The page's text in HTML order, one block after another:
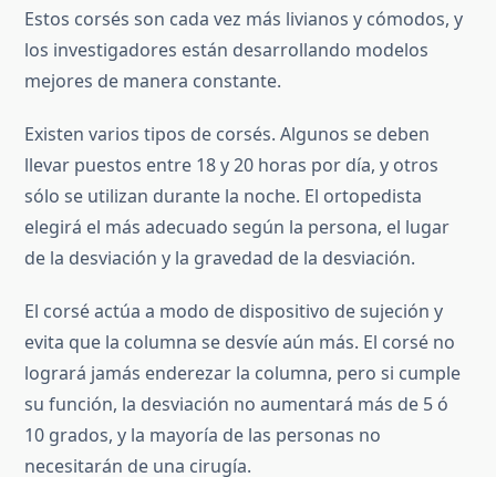
Estos corsés son cada vez más livianos y cómodos, y
los investigadores están desarrollando modelos
mejores de manera constante.
Existen varios tipos de corsés. Algunos se deben
llevar puestos entre 18 y 20 horas por día, y otros
sólo se utilizan durante la noche. El ortopedista
elegirá el más adecuado según la persona, el lugar
de la desviación y la gravedad de la desviación.
El corsé actúa a modo de dispositivo de sujeción y
evita que la columna se desvíe aún más. El corsé no
logrará jamás enderezar la columna, pero si cumple
su función, la desviación no aumentará más de 5 ó
10 grados, y la mayoría de las personas no
necesitarán de una cirugía.